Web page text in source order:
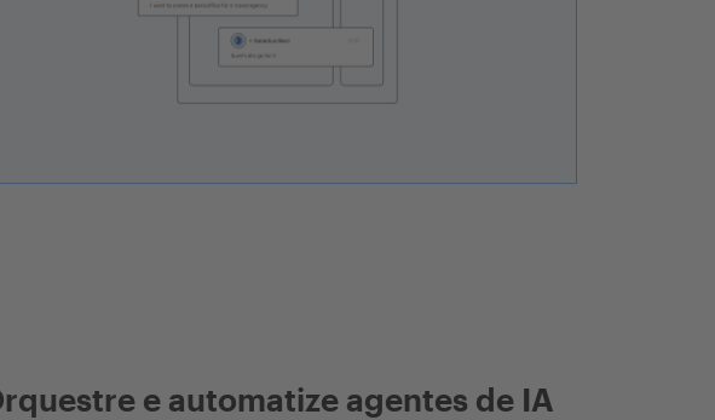
e automatize agentes de IA